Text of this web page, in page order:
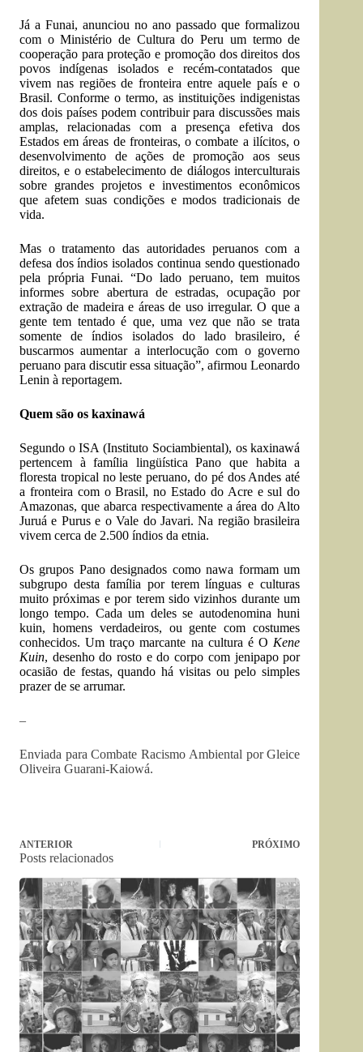
Já a Funai, anunciou no ano passado que formalizou
com o Ministério de Cultura do Peru um termo de
cooperação para proteção e promoção dos direitos dos
povos indígenas isolados e recém-contatados que
vivem nas regiões de fronteira entre aquele país e o
Brasil. Conforme o termo, as instituições indigenistas
dos dois países podem contribuir para discussões mais
amplas, relacionadas com a presença efetiva dos
Estados em áreas de fronteiras, o combate a ilícitos, o
desenvolvimento de ações de promoção aos seus
direitos, e o estabelecimento de diálogos interculturais
sobre grandes projetos e investimentos econômicos
que afetem suas condições e modos tradicionais de
vida.
Mas o tratamento das autoridades peruanos com a
defesa dos índios isolados continua sendo questionado
pela própria Funai. “Do lado peruano, tem muitos
informes sobre abertura de estradas, ocupação por
extração de madeira e áreas de uso irregular. O que a
gente tem tentado é que, uma vez que não se trata
somente de índios isolados do lado brasileiro, é
buscarmos aumentar a interlocução com o governo
peruano para discutir essa situação”, afirmou Leonardo
Lenin à reportagem.
Quem são os kaxinawá
Segundo o ISA (Instituto Sociambiental), oskaxinawá
pertencem à família lingüística Pano que habita a
floresta tropical no leste peruano, do pé dos Andes até
a fronteira com o Brasil, no Estado do Acre e sul do
Amazonas, que abarca respectivamente a área do Alto
Juruá e Purus e o Vale do Javari. Na região brasileira
vivem cerca de 2.500 índios da etnia.
Os grupos Pano designados como nawa formam um
subgrupo desta família por terem línguas e culturas
muito próximas e por terem sido vizinhos durante um
longo tempo. Cada um deles se autodenomina huni
kuin, homens verdadeiros, ou gente com costumes
conhecidos. Um traço marcante na cultura é O Kene
Kuin, desenho do rosto e do corpo com jenipapo por
ocasião de festas, quando há visitas ou pelo simples
prazer de se arrumar.
–
Enviada para Combate Racismo Ambiental por Gleice
Oliveira Guarani-Kaiowá.
ANTERIOR PRÓXIMO
Posts relacionados